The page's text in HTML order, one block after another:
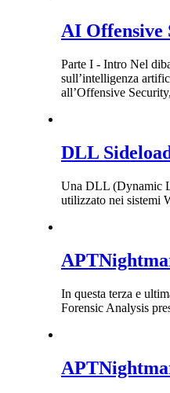
AI Offensive
Parte I - Intro Nel
sull’intelligenza
all’Offensive
DLL
Una DLL (Dynamic
utilizzato nei sistemi
In questa terza e
Forensic Analysis